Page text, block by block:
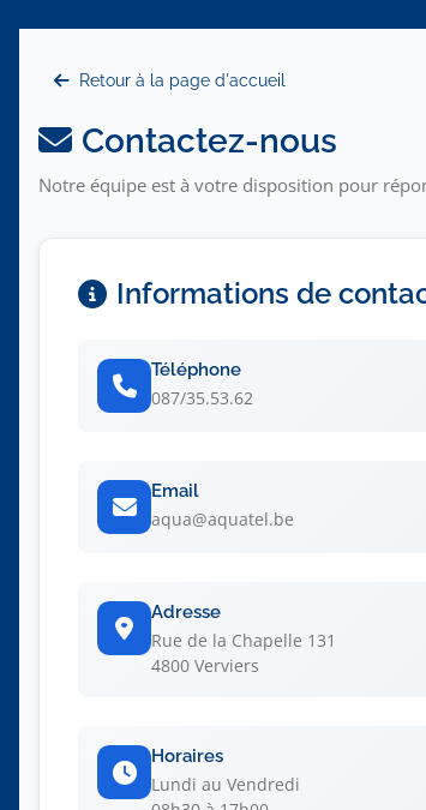
Retour à la page d'accueil
Contactez-nous
Notre équipe est à votre disposition pour
Informations de
Téléphone
087/35.53.62
Email
aqua@aquatel.be
Adresse
Rue de la Chapelle 131
4800 Verviers
Horaires
Lundi au Vendredi